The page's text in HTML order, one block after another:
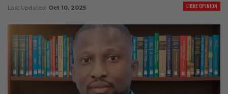
LIBRE OPINION
Last Updated Oct 10, 2025